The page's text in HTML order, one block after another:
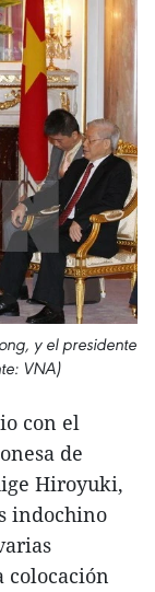
y el presidente
VNA)
con el
de
Hiroyuki,
indochino